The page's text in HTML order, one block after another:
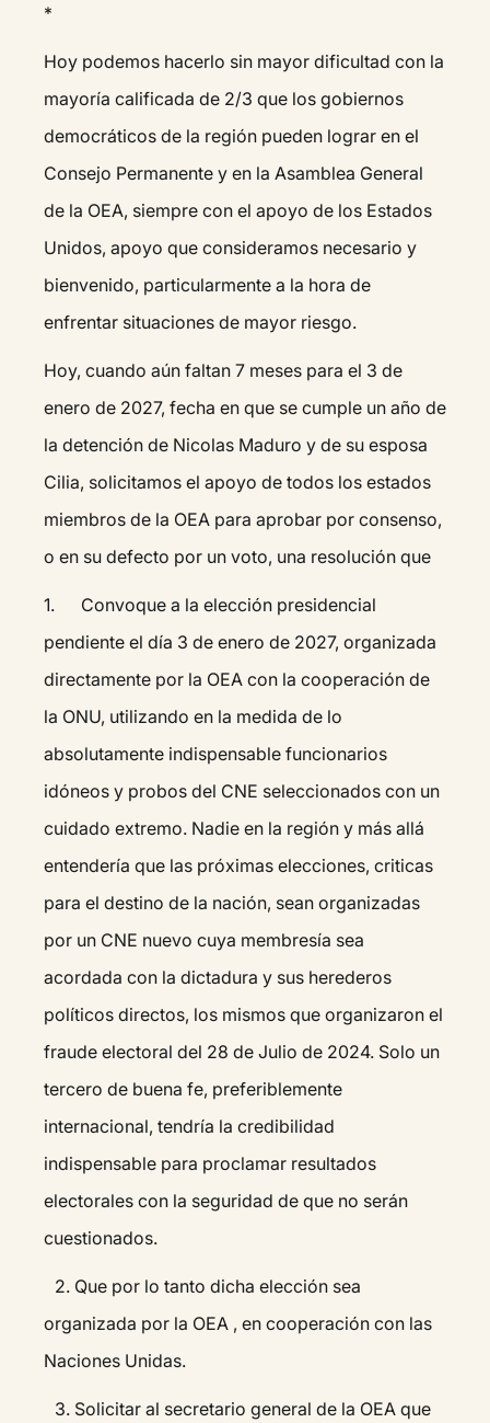
*
Hoy podemos hacerlo sin mayor dificultad con la
mayoría calificada de 2/3 que los gobiernos
democráticos de la región pueden lograr en el
Consejo Permanente y en la Asamblea General
de la OEA, siempre con el apoyo de los Estados
Unidos, apoyo que consideramos necesario y
bienvenido, particularmente a la hora de
enfrentar situaciones de mayor riesgo.
Hoy, cuando aún faltan 7 meses para el 3 de
enero de 2027, fecha en que se cumple un año de
la detención de Nicolas Maduro y de su esposa
Cilia, solicitamos el apoyo de todos los estados
miembros de la OEA para aprobar por consenso,
o en su defecto por un voto, una resolución que
1. Convoque a la elección presidencial
pendiente el día 3 de enero de 2027, organizada
directamente por la OEA con la cooperación de
la ONU, utilizando en la medida de lo
absolutamente indispensable funcionarios
idóneos y probos del CNE seleccionados con un
cuidado extremo. Nadie en la región y más allá
entendería que las próximas elecciones, criticas
para el destino de la nación, sean organizadas
por un CNE nuevo cuya membresía sea
acordada con la dictadura y sus herederos
políticos directos, los mismos que organizaron el
fraude electoral del 28 de Julio de 2024. Solo un
tercero de buena fe, preferiblemente
internacional, tendría la credibilidad
indispensable para proclamar resultados
electorales con la seguridad de que no serán
cuestionados.
2.⁠ ⁠Que por lo tanto dicha elección sea
organizada por la OEA , en cooperación con las
Naciones Unidas.
3.⁠ ⁠Solicitar al secretario general de la OEA que